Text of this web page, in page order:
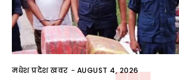
मधेश प्रदेश खवर - AUGUST 4, 2026